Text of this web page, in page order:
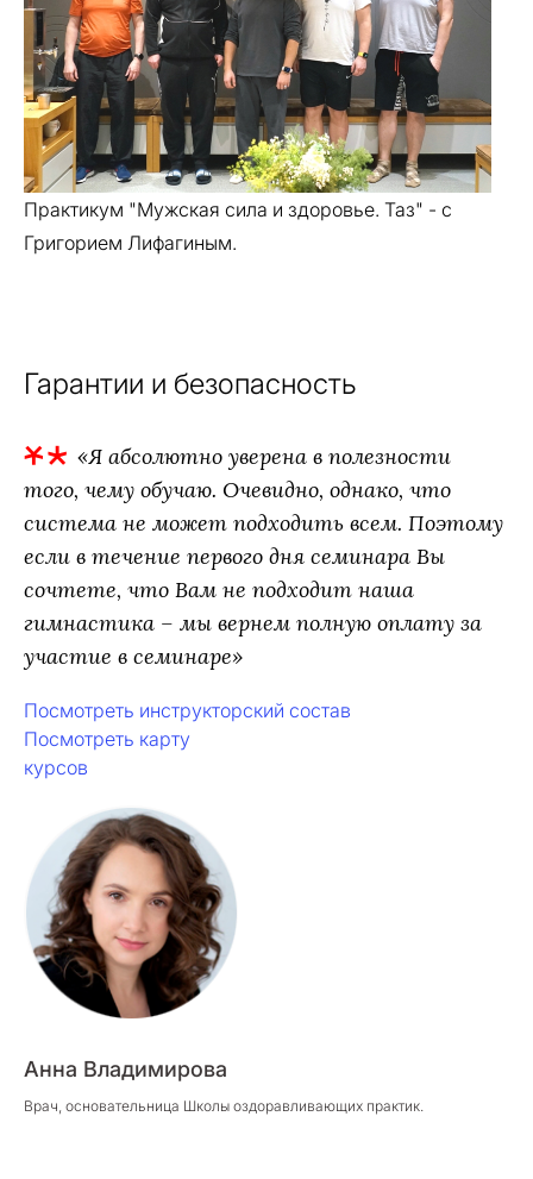
Практикум "Мужская сила и здоровье. Таз" - с
Григорием Лифагиным.
Гарантии и безопасность
«Я абсолютно уверена в полезности
того, чему обучаю. Очевидно, однако, что
система не может подходить всем. Поэтому
если в течение первого дня семинара Вы
сочтете, что Вам не подходит наша
гимнастика – мы вернем полную оплату за
участие в семинаре»
Посмотреть инструкторский состав
Посмотреть карту
курсов
Анна Владимирова
Врач, основательница Школы оздоравливающих практик.